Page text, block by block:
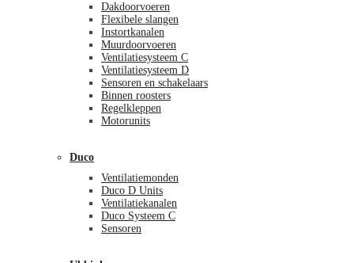
Dakdoorvoeren
Flexibele slangen
Instortkanalen
Muurdoorvoeren
Ventilatiesysteem C
Ventilatiesysteem D
Sensoren en schakelaars
Binnen roosters
Regelkleppen
Motorunits
Duco
Ventilatiemonden
Duco D Units
Ventilatiekanalen
Duco Systeem C
Sensoren